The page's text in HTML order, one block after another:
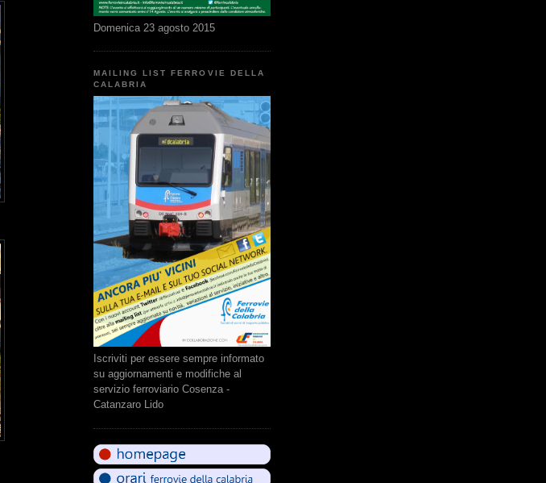
Domenica 23 agosto 2015
MAILING LIST FERROVIE DELLA
CALABRIA
Iscriviti per essere sempre informato
su aggiornamenti e modifiche al
servizio ferroviario Cosenza -
Catanzaro Lido